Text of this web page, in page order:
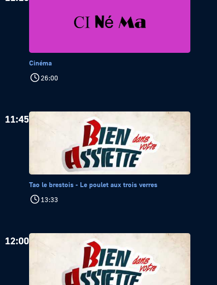
Cinéma
26:00
11:45
Tao le brestois - Le poulet aux trois verres
13:33
12:00